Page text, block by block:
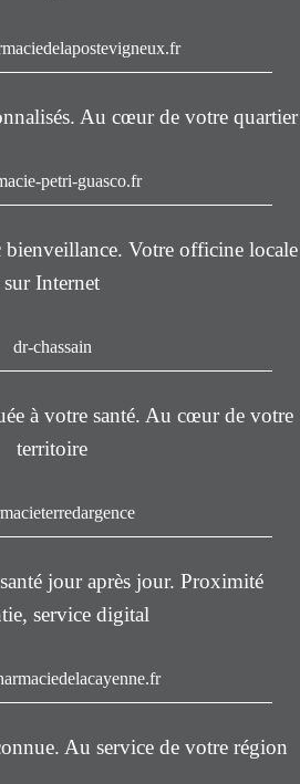
Au cœur de votre quartier
petri-guasco.fr
bienveillance. Votre officine locale
sur Internet
dr-chassain
à votre santé. Au cœur de votre
territoire
jour après jour. Proximité
service digital
Au service de votre région